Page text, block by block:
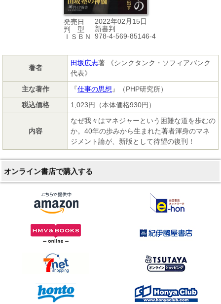
発売日
2022年02月15日
判 型
新書判
ＩＳＢＮ
978-4-569-85146-4
著者
田坂広志著 《シンクタンク・ソフィアバンク
代表》
主な著作
『仕事の思想』（PHP研究所）
税込価格
1,023円（本体価格930円）
内容
なぜ我々はマネジャーという困難な道を歩むの
か。40年の歩みから生まれた著者渾身のマネ
ジメント論が、新版として待望の復刊！
オンライン書店で購入する